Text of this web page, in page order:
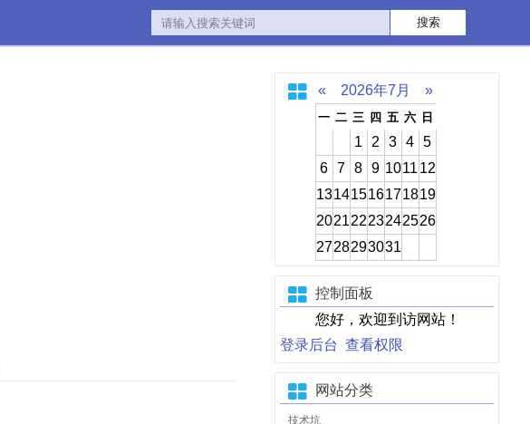
« 2026年7月 »
一 二 三 四 五 六 日
1 2 3 4 5
6 7 8 9 1011 12
13141516171819
20212223242526
2728293031
控制面板
您好，欢迎到访网站！
登录后台 查看权限
网站分类
技术坑